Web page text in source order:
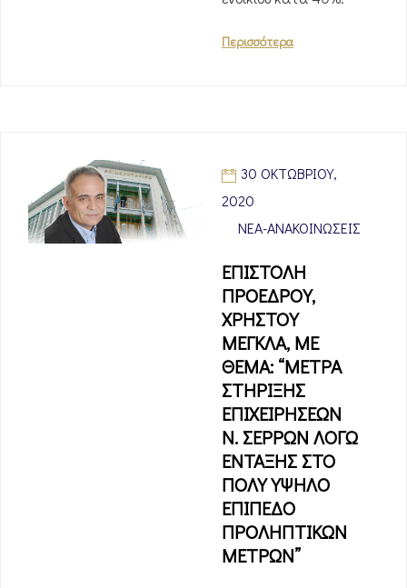
Περισσότερα
30 ΟΚΤΩΒΡΊΟΥ,
2020
ΝΈΑ-ΑΝΑΚΟΙΝΏΣΕΙΣ
ΕΠΙΣΤΟΛΗ
ΠΡΟΕΔΡΟΥ,
ΧΡΗΣΤΟΥ
ΜΕΓΚΛΑ, ΜΕ
ΘΕΜΑ: “ΜΕΤΡΑ
ΣΤΗΡΙΞΗΣ
ΕΠΙΧΕΙΡΗΣΕΩΝ
Ν. ΣΕΡΡΩΝ ΛΟΓΩ
ΕΝΤΑΞΗΣ ΣΤΟ
ΠΟΛΥ ΥΨΗΛΟ
ΕΠΙΠΕΔΟ
ΠΡΟΛΗΠΤΙΚΩΝ
ΜΕΤΡΩΝ”